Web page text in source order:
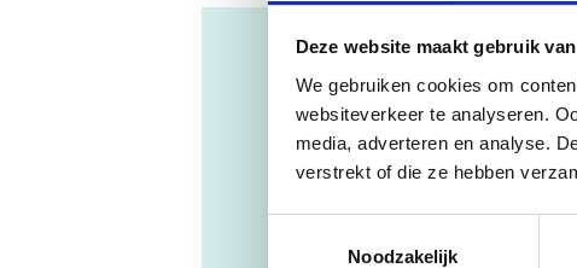
Deze website maakt gebruik
We gebruiken cookies om
websiteverkeer te analyseren.
media, adverteren en analyse.
verstrekt of die ze hebben
Noodzakelijk